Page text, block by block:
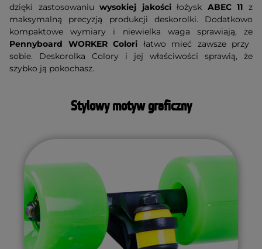
dzięki zastosowaniuwysokiej jakościłożysk ABEC 11 z
maksymalną precyzją produkcji deskorolki. Dodatkowo
kompaktowe wymiary i niewielka waga sprawiają, że
Pennyboard WORKER Colori łatwo mieć zawsze przy
sobie. Deskorolka Colory i jej właściwości sprawią, że
szybko ją pokochasz.
Stylowy motyw graficzny